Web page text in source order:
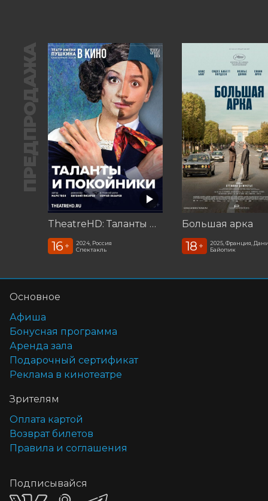
ПРЕДПРОДАЖА
TheatreHD: Таланты и покойники
16 +
2024, Россия
Спектакль
Большая арка
18 +
2025, Франция,
Байопик
Основное
Афиша
Бонусная программа
Аренда зала
Подарочный сертификат
Реклама в кинотеатре
Зрителям
Оплата картой
Возврат билетов
Правила и соглашения
Подписывайся